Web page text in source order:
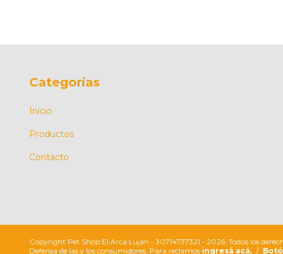
Categorías
Inicio
Productos
Contacto
Copyright Pet Shop El Arca Luján - 30714737321 - 2026. Todos los
Defensa de las y los consumidores. Para reclamos ingresá acá. /